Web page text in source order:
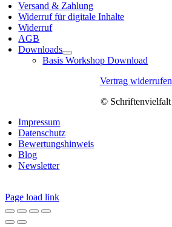
Versand & Zahlung
Widerruf für digitale Inhalte
Widerruf
AGB
Downloads
Basis Workshop Download
Vertrag widerrufen
© Schriftenvielfalt
Impressum
Datenschutz
Bewertungshinweis
Blog
Newsletter
Page load link